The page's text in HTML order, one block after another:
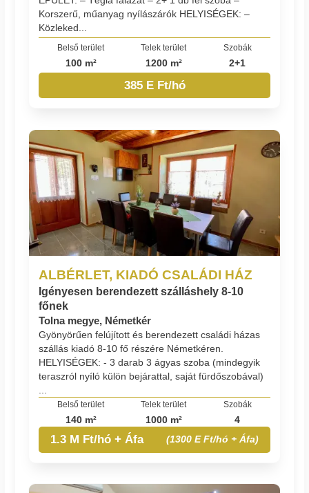
Korszerű, műanyag nyílászárók HELYISÉGEK: –
Közleked...
Belső terület
100 m²
Telek terület
1200 m²
Szobák
2+1
385 E Ft/hó
ALBÉRLET, KIADÓ CSALÁDI HÁZ
Igényesen berendezett szálláshely 8-10
főnek
Tolna megye, Németkér
Gyönyörűen felújított és berendezett családi házas
szállás kiadó 8-10 fő részére Németkéren.
HELYISÉGEK: - 3 darab 3 ágyas szoba (mindegyik
teraszról nyíló külön bejárattal, saját fürdőszobával)
Belső terület
140 m²
Telek terület
1000 m²
Szobák
4
1.3 M Ft/hó + Áfa (1300 E Ft/hó + Áfa)